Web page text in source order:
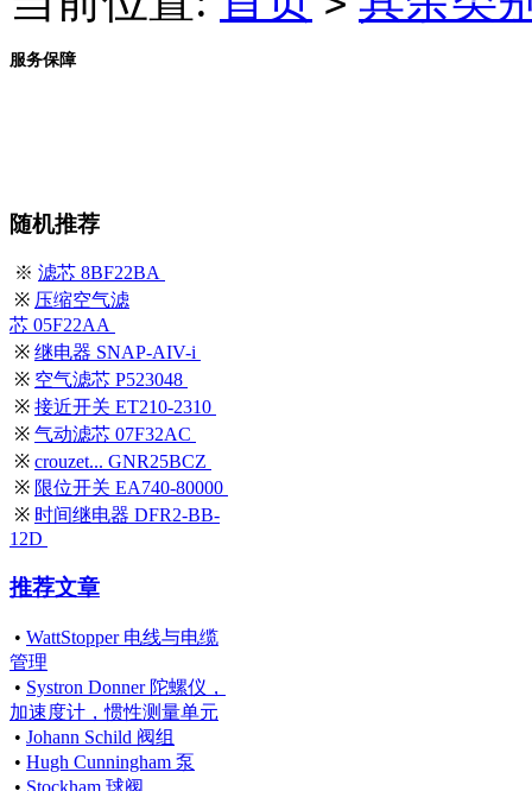
服务保障
随机推荐
※ 滤芯 8BF22BA
※ 压缩空气滤
芯 05F22AA
※ 继电器 SNAP-AIV-i
※ 空气滤芯 P523048
※ 接近开关 ET210-2310
※ 气动滤芯 07F32AC
※ crouzet... GNR25BCZ
※ 限位开关 EA740-80000
※ 时间继电器 DFR2-BB-
12D
推荐文章
• WattStopper 电线与电缆
管理
• Systron Donner 陀螺仪，
加速度计，惯性测量单元
• Johann Schild 阀组
• Hugh Cunningham 泵
• Stockham 球阀